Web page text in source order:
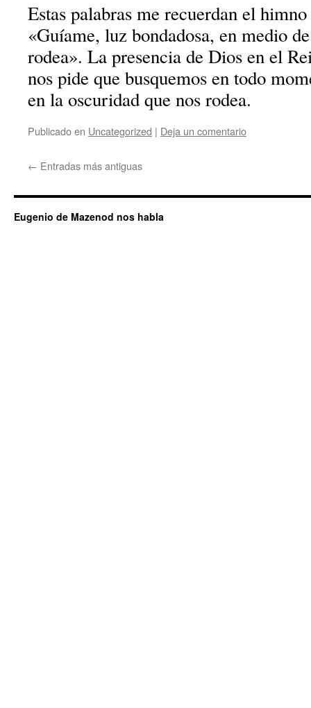
Estas palabras me recuerdan el
«Guíame, luz bondadosa, en medio
rodea». La presencia de Dios en el
nos pide que busquemos en todo
en la oscuridad que nos rodea.
Publicado en Uncategorized | Deja un comentario
← Entradas más antiguas
Eugenio de Mazenod nos habla